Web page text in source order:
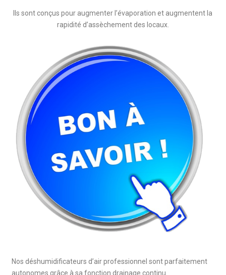
Ils sont conçus pour augmenter l’évaporation et augmentent la
rapidité d’assèchement des locaux.
Nos déshumidificateurs d’air professionnel sont parfaitement
autonomes grâce à sa fonction drainage continu.